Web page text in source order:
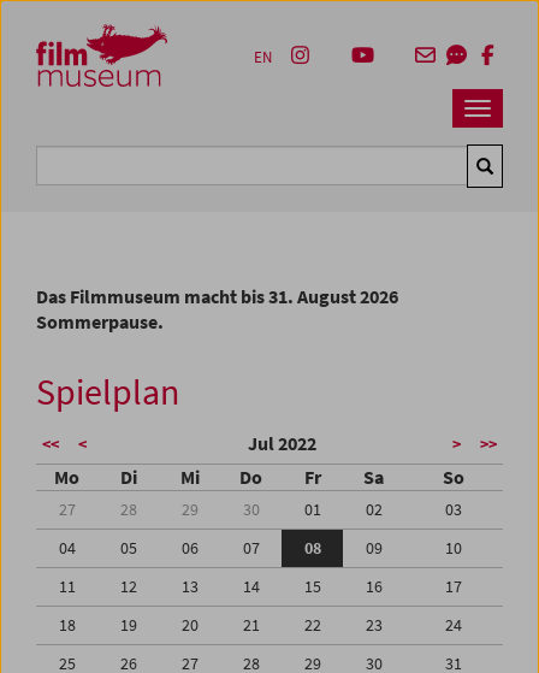
Zum Inhalt
Zum Hauptmenü
Zur Servicenavigation
Zum Suche
Navbar
EN
Das Filmmuseum macht bis 31. August 2026
Sommerpause.
Spielplan
<< < Jul 2022 > >>
Mo Di Mi Do Fr Sa So
27 28 29 30 01 02
03
04
05 06 07 08 09
10
11
12 13 14 15 16
17
18
19 20 21 22 23
24
25
26 27 28 29 30
31